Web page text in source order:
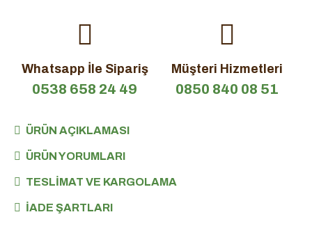
Whatsapp İle Sipariş
0538 658 24 49
Müşteri Hizmetleri
0850 840 08 51
ÜRÜN AÇIKLAMASI
ÜRÜN YORUMLARI
TESLIMAT VE KARGOLAMA
İADE ŞARTLARI